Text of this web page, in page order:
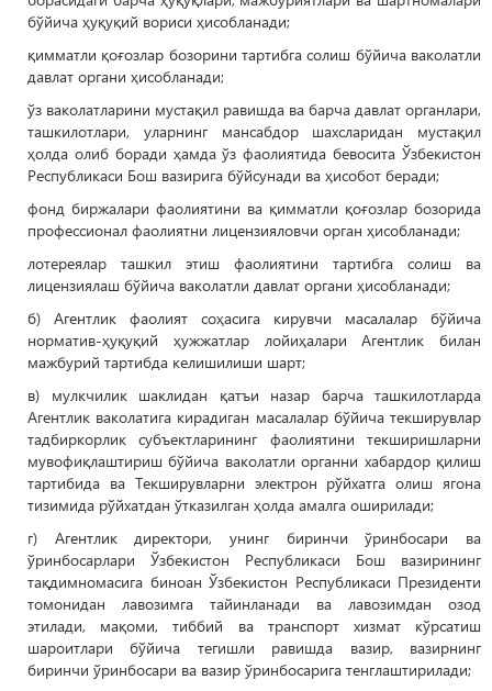
бўйича ҳуқуқий вориси ҳисобланади;
қимматли қоғозлар бозорини тартибга солиш бўйича ваколатли
давлат органи ҳисобланади;
ўз ваколатларини мустақил равишда ва барча давлат органлари,
ташкилотлари, уларнинг мансабдор шахсларидан мустақил
ҳолда олиб боради ҳамда ўз фаолиятида бевосита Ўзбекистон
Республикаси Бош вазирига бўйсунади ва ҳисобот беради;
фонд биржалари фаолиятини ва қимматли қоғозлар бозорида
профессионал фаолиятни лицензияловчи орган ҳисобланади;
лотереялар ташкил этиш фаолиятини тартибга солиш ва
лицензиялаш бўйича ваколатли давлат органи ҳисобланади;
б) Агентлик фаолият соҳасига кирувчи масалалар бўйича
норматив-ҳуқуқий ҳужжатлар лойиҳалари Агентлик билан
мажбурий тартибда келишилиши шарт;
в) мулкчилик шаклидан қатъи назар барча ташкилотларда
Агентлик ваколатига кирадиган масалалар бўйича текширувлар
тадбиркорлик субъектларининг фаолиятини текширишларни
мувофиқлаштириш бўйича ваколатли органни хабардор қилиш
тартибида ва Текширувларни электрон рўйхатга олиш ягона
тизимида рўйхатдан ўтказилган ҳолда амалга оширилади;
г) Агентлик директори, унинг биринчи ўринбосари ва
ўринбосарлари Ўзбекистон Республикаси Бош вазирининг
тақдимномасига биноан Ўзбекистон Республикаси Президенти
томонидан лавозимга тайинланади ва лавозимдан озод
этилади, мақоми, тиббий ва транспорт хизмат кўрсатиш
шароитлари бўйича тегишли равишда вазир, вазирнинг
биринчи ўринбосари ва вазир ўринбосарига тенглаштирилади;